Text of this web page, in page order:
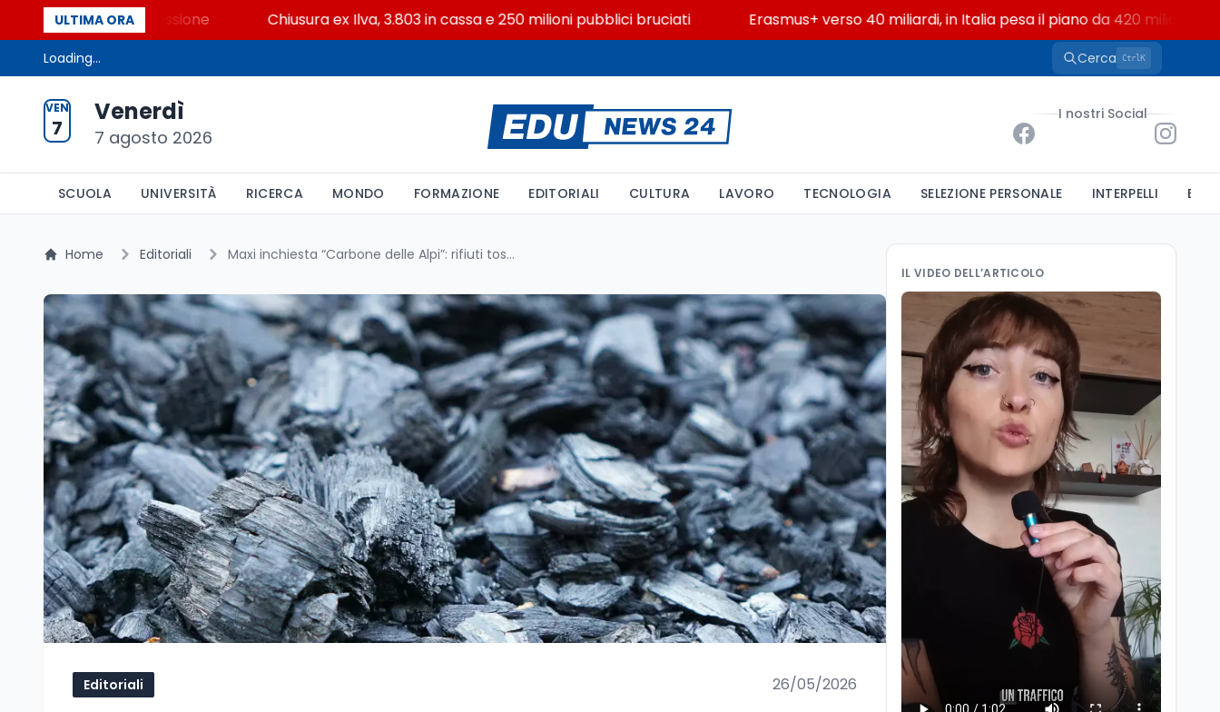
ULTIMA ORA
contro la cessione Chiusura ex Ilva, 3.803 in cassa e 250 milioni pubblici bruciati Erasmus+ verso 40 miliardi, in Italia pesa il piano da 420 milioni
Loading... Cerca CtrlK
VEN
7
Venerdì
7 agosto 2026
I nostri Social
SCUOLA UNIVERSITÀ RICERCA MONDO FORMAZIONE EDITORIALI CULTURA LAVORO TECNOLOGIA SELEZIONE PERSONALE INTERPELLI
Home Editoriali Maxi inchiesta “Carbone delle Alpi”: rifiuti tossici venduti come prodotti green
Editoriali 26/05/2026
IL VIDEO DELL’ARTICOLO
7 ago
Passaggio
generazionale hotel: la
rivalutazione dei beni
Lavoro7 ago